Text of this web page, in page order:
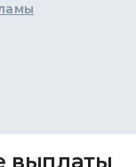
выплаты